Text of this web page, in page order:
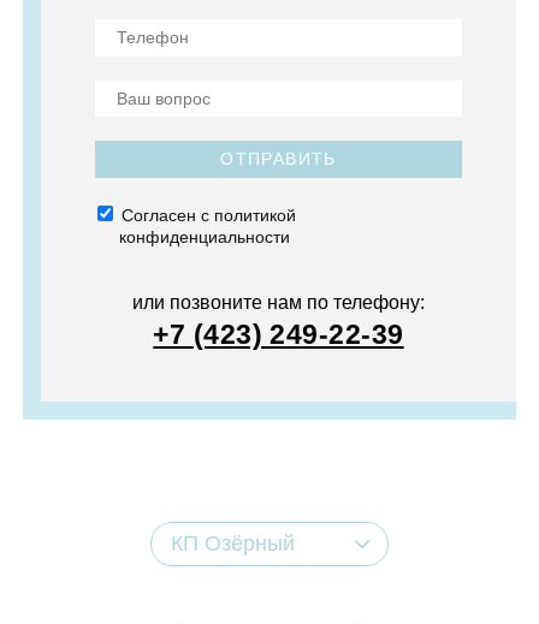
ОТПРАВИТЬ
Согласен с политикой
конфиденциальности
или позвоните нам по телефону:
+7 (423) 249-22-39
КП Озёрный